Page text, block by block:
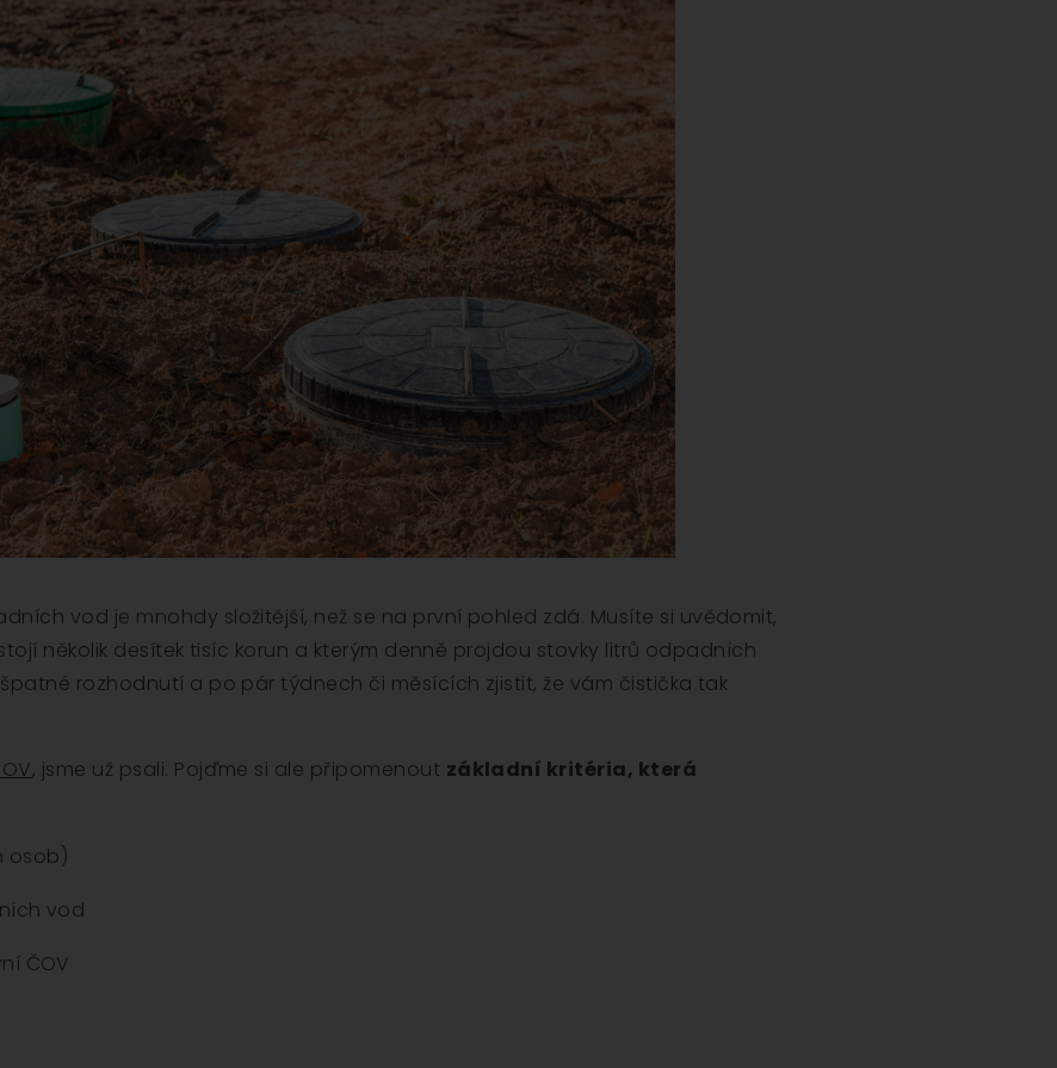
vod je mnohdy složitější, než se na první pohled zdá. Musíte si uvědomit,
několik desítek tisíc korun a kterým denně projdou stovky litrů odpadních
rozhodnutí a po pár týdnech či měsících zjistit, že vám čistička tak
, jsme už psali. Pojďme si ale připomenout základní kritéria, která
osob)
vod
ČOV